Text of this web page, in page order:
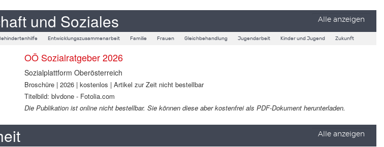
und Soziales Alle anzeigen
Entwicklungszusammenarbeit Familie Frauen Gleichbehandlung Jugendarbeit Kinder und Jugend Zukunft
OÖ Sozialratgeber 2026
Sozialplattform Oberösterreich
Broschüre | 2026 | kostenlos | Artikel zur Zeit nicht bestellbar
Titelbild: blvdone - Fotolia.com
Die Publikation ist online nicht bestellbar. Sie können diese aber kostenfrei als PDF-Dokument herunterladen.
Alle anzeigen